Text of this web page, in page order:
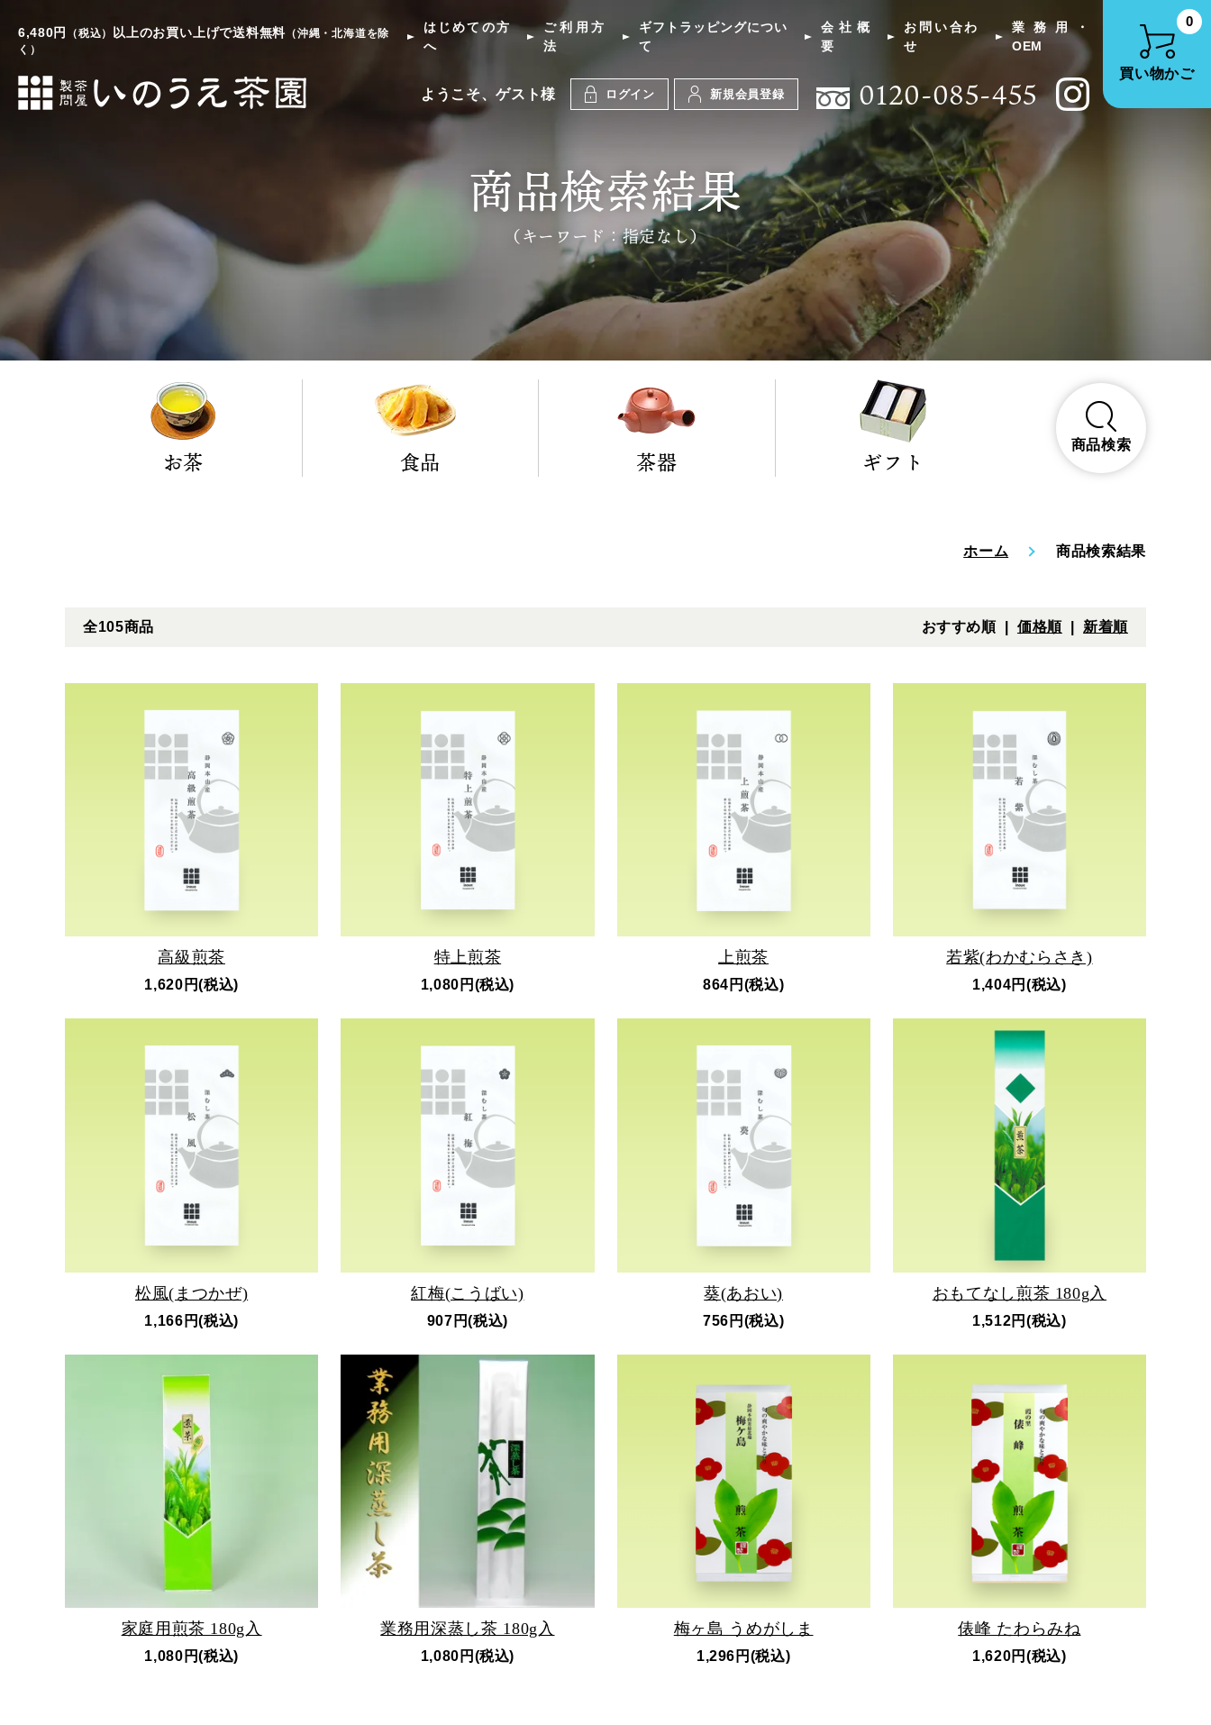
6,480円 （税込） 以上のお買い上げで送料無料 （沖縄・北海道を除
く）
はじめての方
へ
ご利用方
法
ギフトラッピングについ
て
会社概
要
お問い合わ
せ
業務用・
OEM
ようこそ、ゲスト様 ログイン 新規会員登録 0120-085-455
0
買い物かご
お茶 食品 茶器 ギフト
商品検索
商品検索結果
（キーワード：指定なし）
ホーム 商品検索結果
全105商品 おすすめ順 | 価格順| 新着順
高級煎茶
1,620円(税込)
特上煎茶
1,080円(税込)
上煎茶
864円(税込)
若紫(わかむらさき)
1,404円(税込)
松風(まつかぜ)
1,166円(税込)
紅梅(こうばい)
907円(税込)
葵(あおい)
756円(税込)
おもてなし煎茶 180g入
1,512円(税込)
家庭用煎茶 180g入
1,080円(税込)
業務用深蒸し茶 180g入
1,080円(税込)
梅ヶ島 うめがしま
1,296円(税込)
俵峰 たわらみね
1,620円(税込)